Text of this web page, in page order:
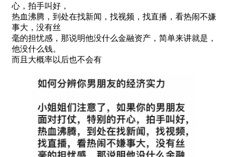
心，拍手叫好，
热血沸腾，到处在找新闻，找视频，找直播，看热闹不嫌
事大，没有丝
毫的担忧感，那说明他没什么金融资产，简单来讲就是，
他没什么钱。
而且大概率以后也不会有